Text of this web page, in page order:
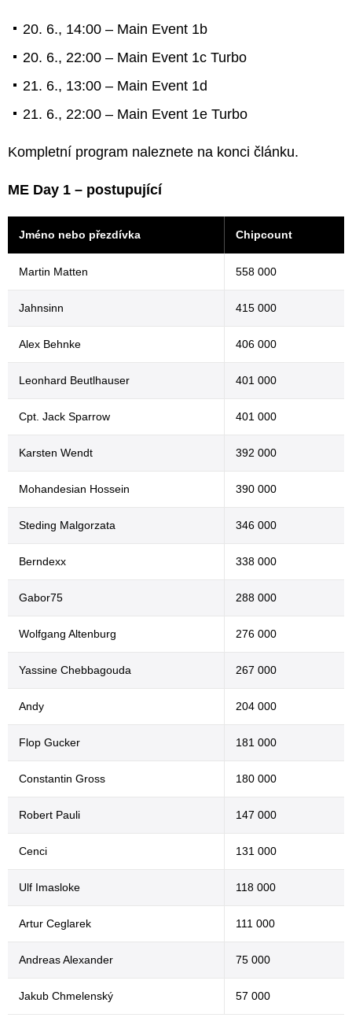
20. 6., 14:00 – Main Event 1b
20. 6., 22:00 – Main Event 1c Turbo
21. 6., 13:00 – Main Event 1d
21. 6., 22:00 – Main Event 1e Turbo
Kompletní program naleznete na konci článku.
ME Day 1 – postupující
Jméno nebo přezdívka Chipcount
Martin Matten 558 000
Jahnsinn 415 000
Alex Behnke 406 000
Leonhard Beutlhauser 401 000
Cpt. Jack Sparrow 401 000
Karsten Wendt 392 000
Mohandesian Hossein 390 000
Steding Malgorzata 346 000
Berndexx 338 000
Gabor75 288 000
Wolfgang Altenburg 276 000
Yassine Chebbagouda 267 000
Andy 204 000
Flop Gucker 181 000
Constantin Gross 180 000
Robert Pauli 147 000
Cenci 131 000
Ulf Imasloke 118 000
Artur Ceglarek 111 000
Andreas Alexander 75 000
Jakub Chmelenský 57 000